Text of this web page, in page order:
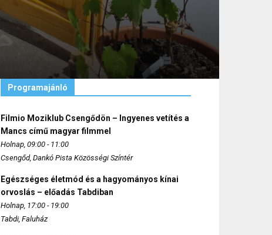
Programajánló
Filmio Moziklub Csengődön – Ingyenes vetítés a
Mancs című magyar filmmel
Holnap, 09:00 - 11:00
Csengőd, Dankó Pista Közösségi Színtér
Egészséges életmód és a hagyományos kínai
orvoslás – előadás Tabdiban
Holnap, 17:00 - 19:00
Tabdi, Faluház